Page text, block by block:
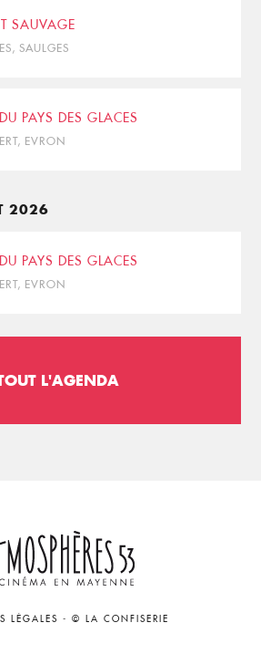
SAUVAGE
SAULGES
PAYS DES GLACES
EVRON
2026
PAYS DES GLACES
EVRON
L'AGENDA
LÉGALES - © LA CONFISERIE